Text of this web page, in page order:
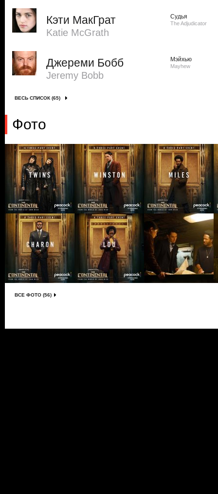
Кэти МакГрат
Katie McGrath
Судья
The Adjudicator
Джереми Бобб
Jeremy Bobb
Мэйхью
Mayhew
ВЕСЬ СПИСОК (65)
Фото
ВСЕ ФОТО (56)